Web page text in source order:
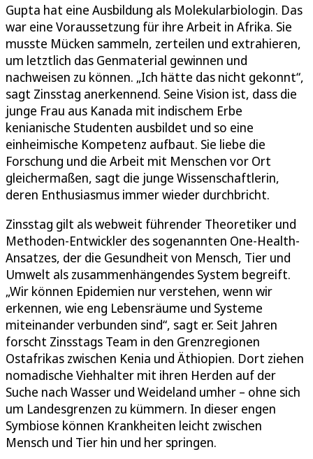
Gupta hat eine Ausbildung als Molekularbiologin. Das
war eine Voraussetzung für ihre Arbeit in Afrika. Sie
musste Mücken sammeln, zerteilen und extrahieren,
um letztlich das Genmaterial gewinnen und
nachweisen zu können. „Ich hätte das nicht gekonnt“,
sagt Zinsstag anerkennend. Seine Vision ist, dass die
junge Frau aus Kanada mit indischem Erbe
kenianische Studenten ausbildet und so eine
einheimische Kompetenz aufbaut. Sie liebe die
Forschung und die Arbeit mit Menschen vor Ort
gleichermaßen, sagt die junge Wissenschaftlerin,
deren Enthusiasmus immer wieder durchbricht.
Zinsstag gilt als webweit führender Theoretiker und
Methoden-Entwickler des sogenannten One-Health-
Ansatzes, der die Gesundheit von Mensch, Tier und
Umwelt als zusammenhängendes System begreift.
„Wir können Epidemien nur verstehen, wenn wir
erkennen, wie eng Lebensräume und Systeme
miteinander verbunden sind“, sagt er. Seit Jahren
forscht Zinsstags Team in den Grenzregionen
Ostafrikas zwischen Kenia und Äthiopien. Dort ziehen
nomadische Viehhalter mit ihren Herden auf der
Suche nach Wasser und Weideland umher – ohne sich
um Landesgrenzen zu kümmern. In dieser engen
Symbiose können Krankheiten leicht zwischen
Mensch und Tier hin und her springen.